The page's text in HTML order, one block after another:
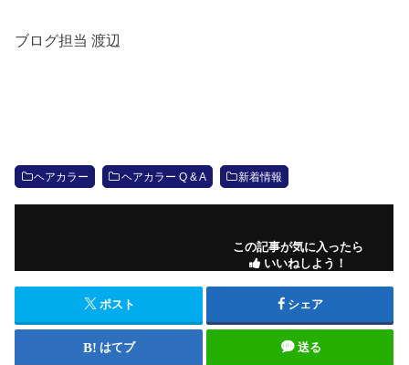
ブログ担当 渡辺
ヘアカラー ヘアカラー Q & A 新着情報
この記事が気に入ったら
いいねしよう！
ポスト シェア
はてブ 送る